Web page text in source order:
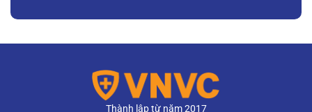
Thành lập từ năm 2017